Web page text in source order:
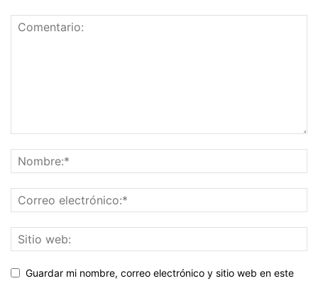
Guardar mi nombre, correo electrónico y sitio web en este